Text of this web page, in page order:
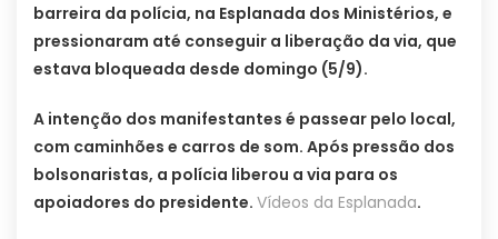
barreira da polícia, na Esplanada dos Ministérios, e
pressionaram até conseguir a liberação da via, que
estava bloqueada desde domingo (5/9).
A intenção dos manifestantes é passear pelo local,
com caminhões e carros de som. Após pressão dos
bolsonaristas, a polícia liberou a via para os
apoiadores do presidente. Vídeos da Esplanada.